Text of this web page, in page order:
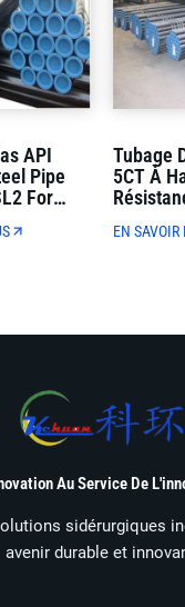
API
Pipe
For
Tubage
5CT À
Paroi
EN SAVOIR
Au Service De
sidérurgiques
avenir durable et